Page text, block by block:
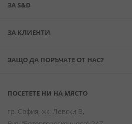
ЗА S&D
ЗА КЛИЕНТИ
ЗАЩО ДА ПОРЪЧАТЕ ОТ НАС?
ПОСЕТЕТЕ НИ НА МЯСТО
гр. София, жк. Левски В,